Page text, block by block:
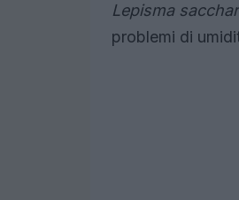
Lepisma
problemi di